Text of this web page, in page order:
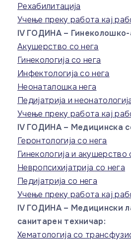
Рехабилитација
Учење преку работа кај
IV ГОДИНА –
Акушерство со нега
Гинекологија со нега
Инфектологија со нега
Неонаталошка нега
Педијатрија и
Учење преку работа кај
IV ГОДИНА – Медицинска
Геронтологија со нега
Гинекологија и акушерство
Невропсихијатрија со нега
Педијатрија со нега
Учење преку работа кај
IV ГОДИНА – Медицински
санитарен техничар:
Хематологија со